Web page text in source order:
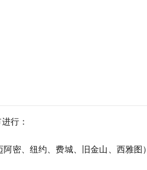
行：
密、纽约、费城、旧金山、西雅图）